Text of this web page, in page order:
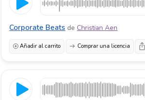
Corporate Beats de Christian Aen
Añadir al carrito Comprar una licencia